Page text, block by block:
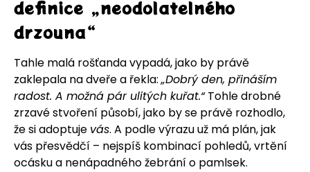
definice „neodolatelného
drzouna“
Tahle malá rošťanda vypadá, jako by právě
zaklepala na dveře a řekla:„Dobrý den, přináším
radost. A možná pár ulitých kuřat.“Tohle drobné
zrzavé stvoření působí, jako by se právě rozhodlo,
že si adoptuje vás. A podle výrazu už má plán, jak
vás přesvědčí – nejspíš kombinací pohledů, vrtění
ocásku a nenápadného žebrání o pamlsek.